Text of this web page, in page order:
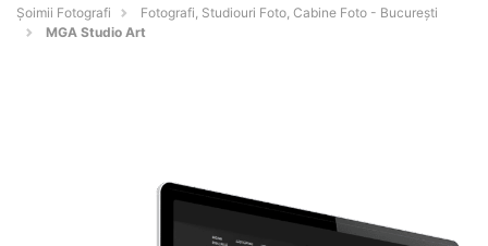
Șoimii Fotografi
Fotografi, Studiouri Foto, Cabine Foto - Bucureşti
MGA Studio Art